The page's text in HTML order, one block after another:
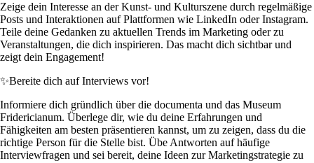
Zeige dein Interesse an der Kunst- und Kulturszene durch regelmäßige
Posts und Interaktionen auf Plattformen wie LinkedIn oder Instagram.
Teile deine Gedanken zu aktuellen Trends im Marketing oder zu
Veranstaltungen, die dich inspirieren. Das macht dich sichtbar und
zeigt dein Engagement!
✨Bereite dich auf Interviews vor!
Informiere dich gründlich über die documenta und das Museum
Fridericianum. Überlege dir, wie du deine Erfahrungen und
Fähigkeiten am besten präsentieren kannst, um zu zeigen, dass du die
richtige Person für die Stelle bist. Übe Antworten auf häufige
Interviewfragen und sei bereit, deine Ideen zur Marketingstrategie zu